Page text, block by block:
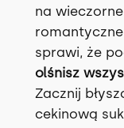
na
sprawi, że
olśnisz
Zacznij
cekinową